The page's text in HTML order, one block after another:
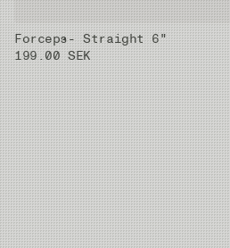
Forceps- Straight 6"
199.00 SEK